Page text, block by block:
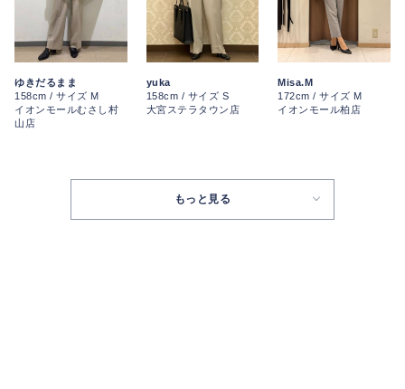
ゆきだるまま
158cm / サイズ M
イオンモールむさし村
山店
yuka
158cm / サイズ S
大宮ステラタウン店
Misa.M
172cm / サイズ M
イオンモール柏店
もっと見る